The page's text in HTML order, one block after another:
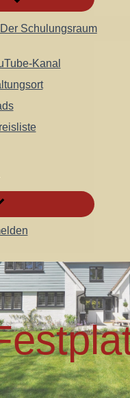
Der Schulungsraum
Kanal